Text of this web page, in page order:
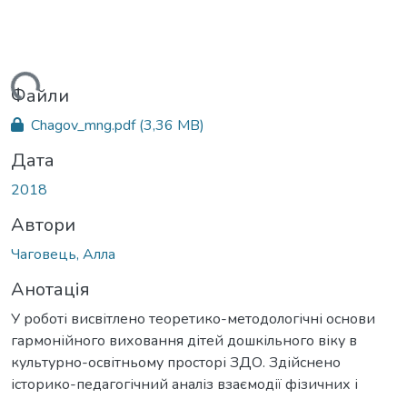
Файли
Chagov_mng.pdf(3,36 MB)
Дата
2018
Автори
Чаговець, Алла
Анотація
У роботі висвітлено теоретико-методологічні основи
гармонійного виховання дітей дошкільного віку в
культурно-освітньому просторі ЗДО. Здійснено
історико-педагогічний аналіз взаємодії фізичних і